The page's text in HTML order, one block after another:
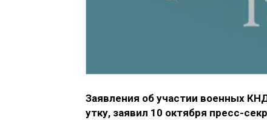
Заявления об участии военных
утку, заявил 10 октября пресс-